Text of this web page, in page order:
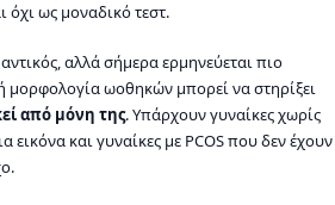
όχι ως μοναδικό τεστ.
αλλά σήμερα ερμηνεύεται πιο
μορφολογία ωοθηκών μπορεί να στηρίξει
από μόνη της. Υπάρχουν γυναίκες χωρίς
εικόνα και γυναίκες με PCOS που δεν έχουν